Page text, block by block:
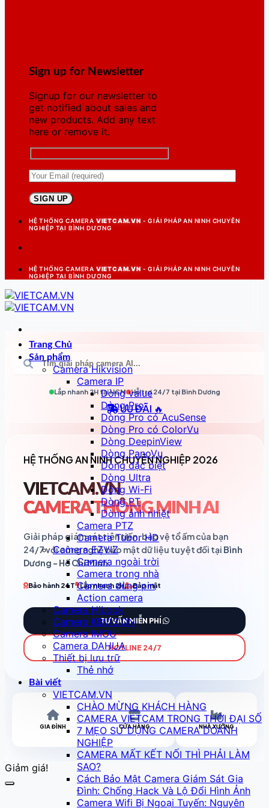
Sign up for Newsletter
Signup for our newsletter to
get notified about sales and
new products. Add any text
here or remove it.
HỆ THỐNG CAMERA VIETCAM.VN - GIẢI PHÁP AN NINH CHUYÊN
NGHIỆP TẠI BÌNH DƯƠNG
HỆ THỐNG CAMERA VIETCAM.VN - GIẢI PHÁP AN NINH CHUYÊN
NGHIỆP TẠI BÌNH DƯƠNG
Trang Chủ
Sản phẩm
Camera Hikvision
Camera IP
Dòng value
Dòng Pro
Dòng Pro có AcuSense
Dòng Pro có ColorVu
Dòng DeepinView
Dòng PanoVu
Dòng đặc biệt
Dòng Ultra
Dòng Wi-Fi
Dòng PT
Dòng ảnh nhiệt
Camera PTZ
Camera Tubor HD
Camera EZVIZ
Camera ngoài trời
Camera trong nhà
Camera dùng pin
Action camera
Camera HiLook
Camera KBVISION
Camera IMOU
Camera DAHUA
Thiết bị lưu trữ
Thẻ nhớ
Bài viết
VIETCAM.VN
CHÀO MỪNG KHÁCH HÀNG
CAMERA VIETCAM TRONG THỜI ĐẠI SỐ
7 MẸO SỬ DỤNG CAMERA DOANH
NGHIỆP
CAMERA MẤT KẾT NỐI THÌ PHẢI LÀM
SAO?
Cách Bảo Mật Camera Giám Sát Gia
Đình: Chống Hack Và Lộ Đổi Hình Ảnh
Camera Wifi Bị Ngoại Tuyến: Nguyên
Lắp nhanh 2H tạiHCM Hỗ trợ 24/7 tại Bình Dương
ƯU ĐÃI 🔥
HỆ THỐNG AN NINH CHUYÊN NGHIỆP 2026
VIETCAM.VN
CAMERA THÔNG MINH AI
Giải pháp giám sát tiên tiến, bảo vệ tổ ấm của bạn
24/7 với công nghệ bảo mật dữ liệu tuyệt đối tại Bình
Dương - Hồ Chí Minh.
Bảo hành 24T Lắp nhanh 2H Bảo mật
TƯ VẤN MIỄN PHÍ
HOTLINE 24/7
GIA ĐÌNH CỬA HÀNG NHÀ XƯỞNG
Giảm giá!